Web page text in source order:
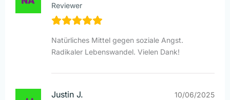
Reviewer
Natürliches Mittel gegen soziale Angst.
Radikaler Lebenswandel. Vielen Dank!
Justin J. 10/06/2025